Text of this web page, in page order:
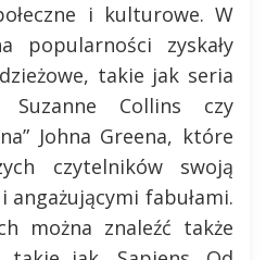
i kulturowe. W
popularności zyskały
takie jak seria
Suzanne Collins czy
Johna Greena, które
czytelników swoją
angażującymi fabułami.
można znaleźć także